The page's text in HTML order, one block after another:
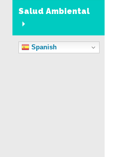
Salud Ambiental
Spanish